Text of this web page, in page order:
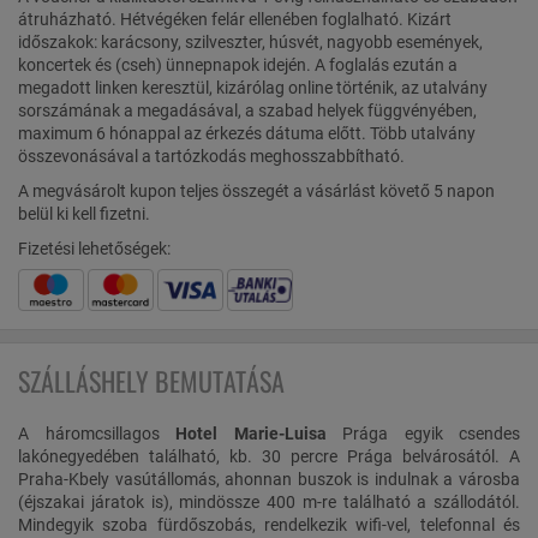
átruházható. Hétvégéken felár ellenében foglalható. Kizárt
időszakok: karácsony, szilveszter, húsvét, nagyobb események,
koncertek és (cseh) ünnepnapok idején. A foglalás ezután a
megadott linken keresztül, kizárólag online történik, az utalvány
sorszámának a megadásával, a szabad helyek függvényében,
maximum 6 hónappal az érkezés dátuma előtt. Több utalvány
összevonásával a tartózkodás meghosszabbítható.
A megvásárolt kupon teljes összegét a vásárlást követő 5 napon
belül ki kell fizetni.
Fizetési lehetőségek:
SZÁLLÁSHELY BEMUTATÁSA
A háromcsillagosHotel Marie-Luisa Prága egyik csendes
lakónegyedében található, kb. 30 percre Prága belvárosától. A
Praha-Kbely vasútállomás, ahonnan buszok is indulnak a városba
(éjszakai járatok is), mindössze 400 m-re található a szállodától.
Mindegyik szoba fürdőszobás, rendelkezik wifi-vel, telefonnal és